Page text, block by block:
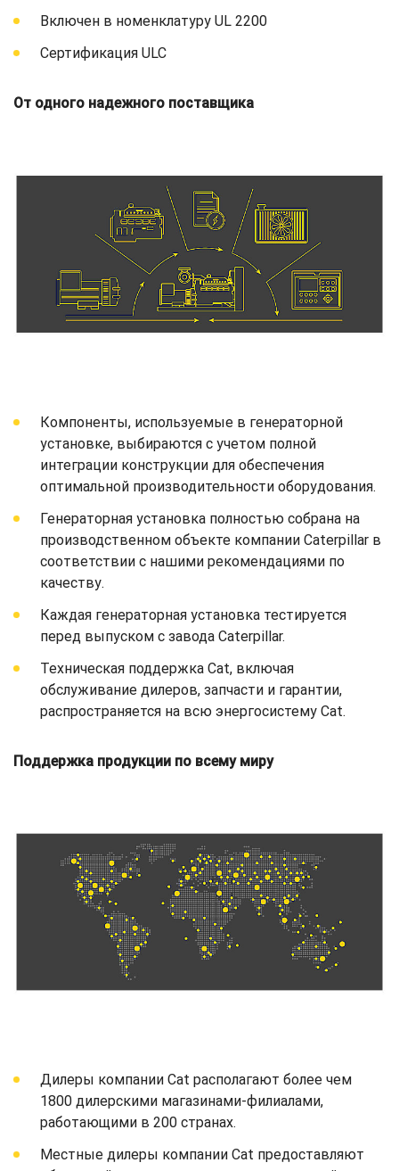
Включен в номенклатуру UL 2200
Сертификация ULC
От одного надежного поставщика
Компоненты, используемые в генераторной
установке, выбираются с учетом полной
интеграции конструкции для обеспечения
оптимальной производительности оборудования.
Генераторная установка полностью собрана на
производственном объекте компании Caterpillar в
соответствии с нашими рекомендациями по
качеству.
Каждая генераторная установка тестируется
перед выпуском с завода Caterpillar.
Техническая поддержка Cat, включая
обслуживание дилеров, запчасти и гарантии,
распространяется на всю энергосистему Cat.
Поддержка продукции по всему миру
Дилеры компании Cat располагают более чем
1800 дилерскими магазинами-филиалами,
работающими в 200 странах.
Местные дилеры компании Cat предоставляют